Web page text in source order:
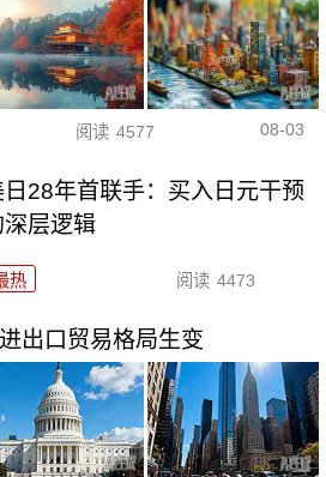
阅读 4577 08-03
日28年首联手：买入日元干预
深层逻辑
热 阅读 4473
出口贸易格局生变